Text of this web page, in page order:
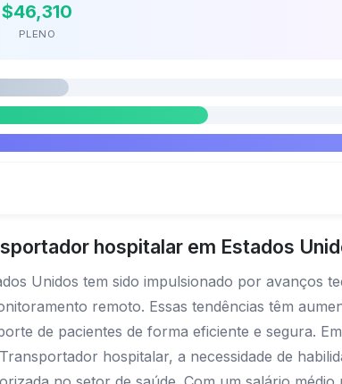
$46,310
PLENO
hospitalar em Estados
Unidos tem sido impulsionado por avanços
remoto. Essas tendências têm
de pacientes de forma eficiente e segura.
hospitalar, a necessidade de